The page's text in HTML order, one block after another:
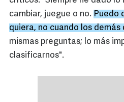
cambiar, juegue o no. Puedo
quiera, no cuando los demás
mismas preguntas; lo más
clasificarnos".